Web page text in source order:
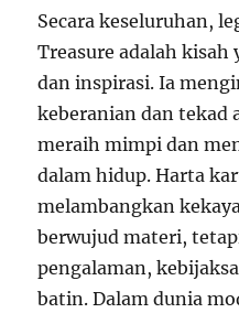
Secara keseluruhan,
Treasure adalah kisah
dan inspirasi. Ia
keberanian dan tekad
meraih mimpi dan
dalam hidup. Harta
melambangkan
berwujud materi,
pengalaman,
batin. Dalam dunia